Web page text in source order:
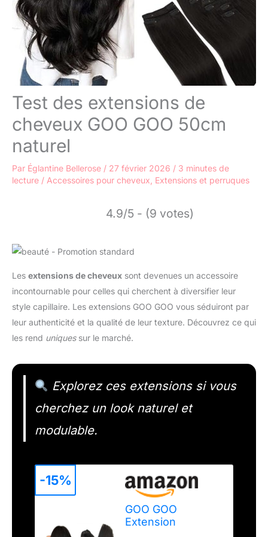
Test des extensions de
cheveux GOO GOO 50cm
naturel
Par Églantine Bellerose / 27 février 2026 / 3 minutes de
lecture / Accessoires pour cheveux Extensions et perruques
4.9/5 - (9 votes)
Les extensions de cheveux sont devenues un accessoire
incontournable pour celles qui cherchent à diversifier leur
style capillaire. Les extensions GOO GOO vous séduiront par
leur authenticité et la qualité de leur texture. Découvrez ce qui
les rend uniquessur le marché.
Explorez ces extensions si vous
cherchez un look naturel et
modulable.
GOO GOO
Extension
-15%